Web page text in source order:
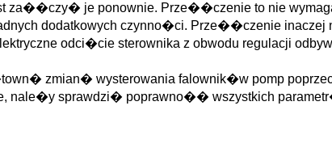
je ponownie. Prze��czenie to nie
dodatkowych czynno�ci. Prze��czenie inaczej
odci�cie sterownika z obwodu regulacji
zmian� wysterowania falownik�w pomp
sprawdzi� poprawno�� wszystkich